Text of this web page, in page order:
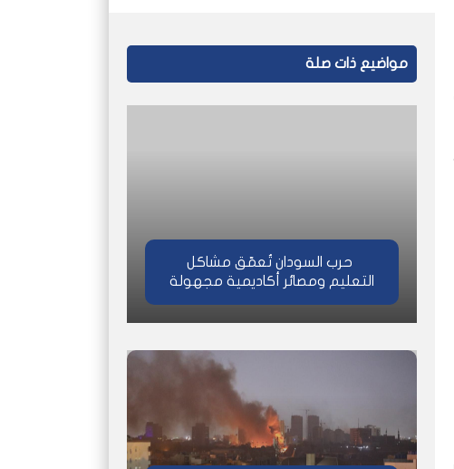
مواضيع ذات صلة
حرب السودان تُعمّق مشاكل
التعليم ومصائر أكاديمية مجهولة